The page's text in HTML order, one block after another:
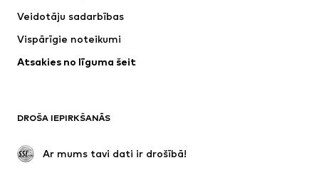
Apakšveļa
Mēteļi
Svinības
Ekskluzīvi
Veidotāju sadarbības
Vispārīgie noteikumi
Atsakies no līguma šeit
DROŠA IEPIRKŠANĀS
Ar mums tavi dati ir drošībā!